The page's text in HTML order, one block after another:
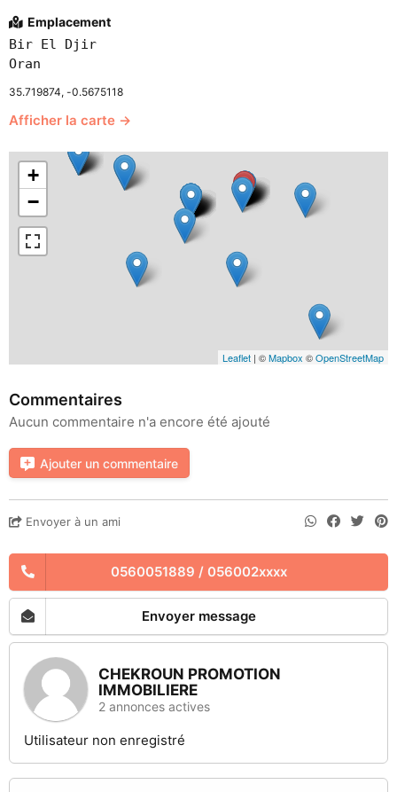
Emplacement
Bir El Djir
Oran
35.719874, -0.5675118
Afficher la carte →
+
−
Leaflet | ©Mapbox ©OpenStreetMap
Commentaires
Aucun commentaire n'a encore été ajouté
Ajouter un commentaire
Envoyer à un ami
0560051889 / 056002xxxx
Envoyer message
CHEKROUN PROMOTION
IMMOBILIERE
2 annonces actives
Utilisateur non enregistré